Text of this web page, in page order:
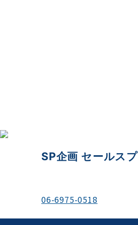
SP企画 セールス
06-6975-0518